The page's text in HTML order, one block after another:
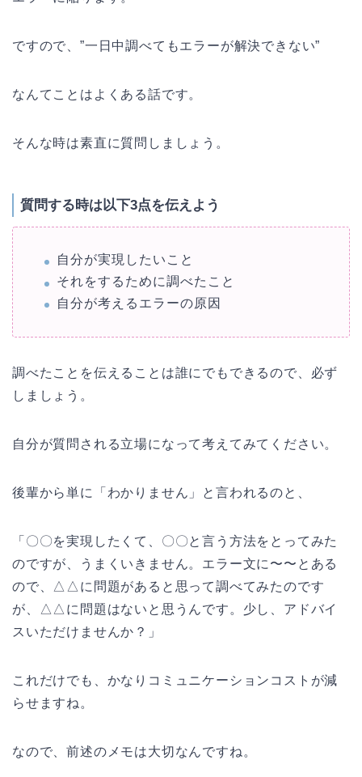
ですので、”一日中調べてもエラーが解決できない”
なんてことはよくある話です。
そんな時は素直に質問しましょう。
質問する時は以下3点を伝えよう
自分が実現したいこと
それをするために調べたこと
自分が考えるエラーの原因
調べたことを伝えることは誰にでもできるので、必ず
しましょう。
自分が質問される立場になって考えてみてください。
後輩から単に「わかりません」と言われるのと、
「〇〇を実現したくて、〇〇と言う方法をとってみた
のですが、うまくいきません。エラー文に〜〜とある
ので、△△に問題があると思って調べてみたのです
が、△△に問題はないと思うんです。少し、アドバイ
スいただけませんか？」
これだけでも、かなりコミュニケーションコストが減
らせますね。
なので、前述のメモは大切なんですね。